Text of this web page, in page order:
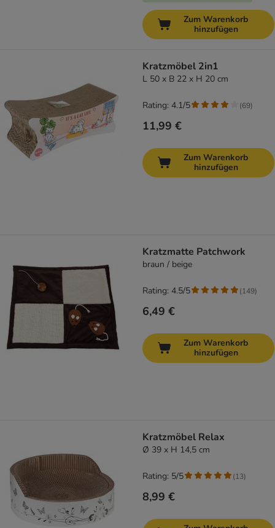
Zum Warenkorb
hinzufügen
Kratzmöbel 2in1
L 50 x B 22 x H 20 cm
11,99 €
Rating: 4.1/5 (69)
Zum Warenkorb
hinzufügen
Kratzmatte Patchwork
braun / beige
6,49 €
Rating: 4.5/5 (149)
Zum Warenkorb
hinzufügen
Kratzmöbel Relax
Ø 39 x H 14,5 cm
8,99 €
Rating: 5/5 (13)